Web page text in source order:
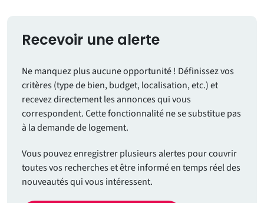
Recevoir une alerte
Ne manquez plus aucune opportunité ! Définissez vos
critères (type de bien, budget, localisation, etc.) et
recevez directement les annonces qui vous
correspondent. Cette fonctionnalité ne se substitue pas
à la demande de logement.
Vous pouvez enregistrer plusieurs alertes pour couvrir
toutes vos recherches et être informé en temps réel des
nouveautés qui vous intéressent.